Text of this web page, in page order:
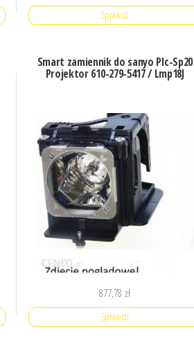
Sprawdź
Smart zamiennik do sanyo Plc-Sp20
Projektor 610-279-5417 / Lmp18J
877,78 zł
Sprawdź